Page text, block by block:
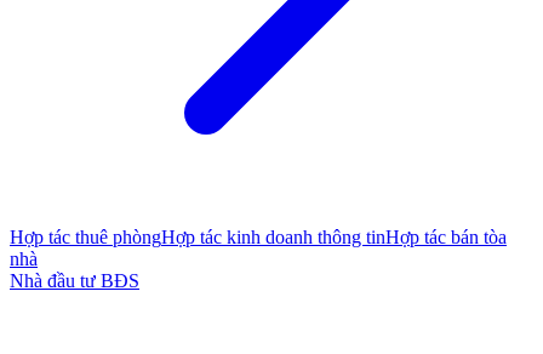
Hợp tác thuê phòngHợp tác kinh doanh thông tinHợp tác bán tòa
nhà
Nhà đầu tư BĐS